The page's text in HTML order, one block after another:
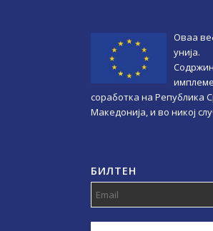
Оваа
унија.
соработка на Република
Македонија, и во никој
БИЛТЕН